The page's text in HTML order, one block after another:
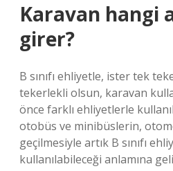
Karavan hangi
girer?
B sınıfı ehliyetle, ister tek
tekerlekli olsun, karavan
önce farklı ehliyetlerle
otobüs ve minibüslerin,
geçilmesiyle artık B sınıfı
kullanılabileceği anlamına